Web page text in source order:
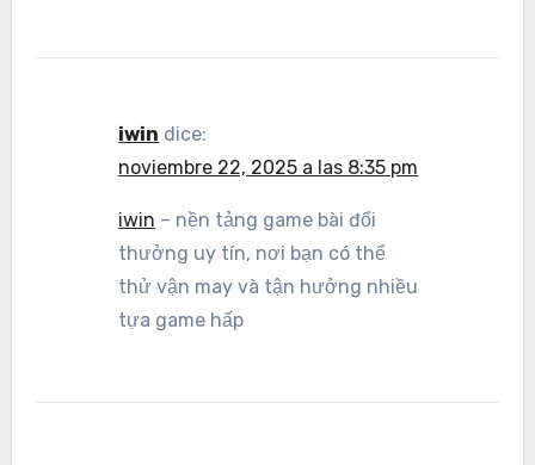
iwin dice:
noviembre 22, 2025 a las 8:35 pm
iwin – nền tảng game bài đổi
thưởng uy tín, nơi bạn có thể
thử vận may và tận hưởng nhiều
tựa game hấp